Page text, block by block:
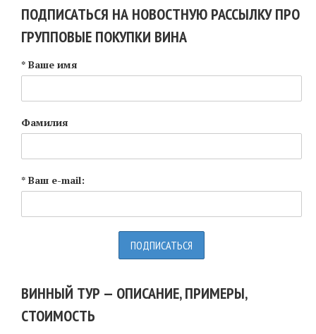
ПОДПИСАТЬСЯ НА НОВОСТНУЮ РАССЫЛКУ ПРО
ГРУППОВЫЕ ПОКУПКИ ВИНА
* Ваше имя
Фамилия
* Ваш e-mail:
ВИННЫЙ ТУР — ОПИСАНИЕ, ПРИМЕРЫ,
СТОИМОСТЬ